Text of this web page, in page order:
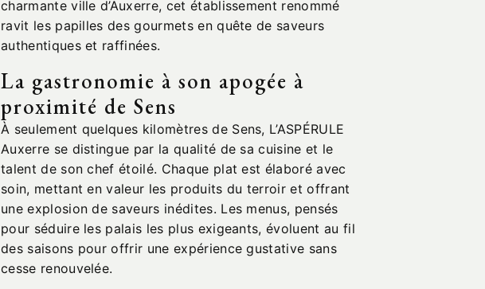
charmante ville d’Auxerre, cet établissement renommé
ravit les papilles des gourmets en quête de saveurs
authentiques et raffinées.
La gastronomie à son apogée à
proximité de Sens
À seulement quelques kilomètres de Sens, L’ASPÉRULE
Auxerre se distingue par la qualité de sa cuisine et le
talent de son chef étoilé. Chaque plat est élaboré avec
soin, mettant en valeur les produits du terroir et offrant
une explosion de saveurs inédites. Les menus, pensés
pour séduire les palais les plus exigeants, évoluent au fil
des saisons pour offrir une expérience gustative sans
cesse renouvelée.